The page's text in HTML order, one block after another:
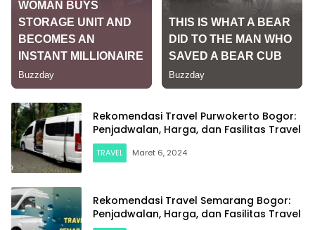
Rekomendasi Travel Purwokerto Bogor:
Penjadwalan, Harga, dan Fasilitas Travel
TRAVEL Maret 6, 2024
Rekomendasi Travel Semarang Bogor:
Penjadwalan, Harga, dan Fasilitas Travel